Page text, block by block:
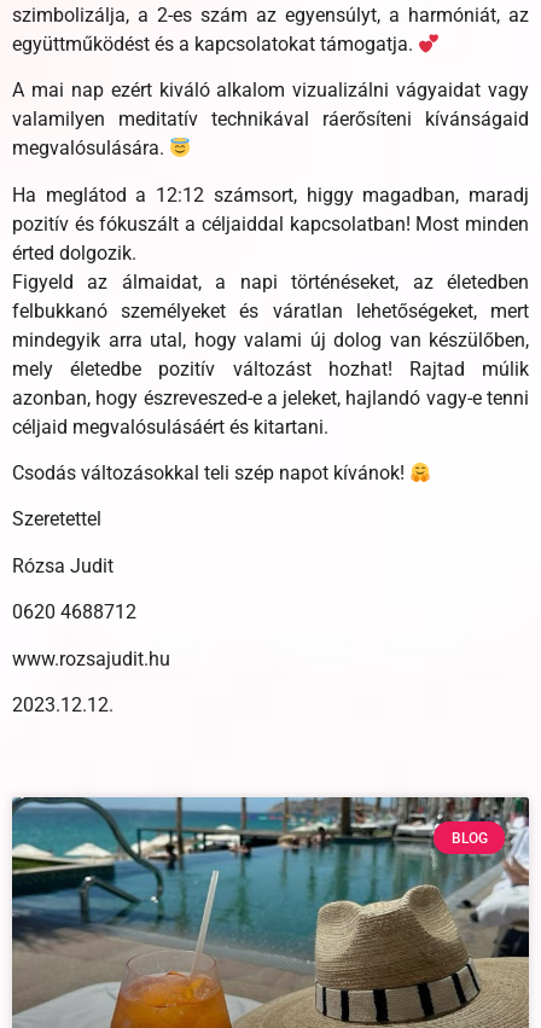
szimbolizálja, a 2-es szám az egyensúlyt, a harmóniát, az
együttműködést és a kapcsolatokat támogatja.
A mai nap ezért kiváló alkalom vizualizálni vágyaidat vagy
valamilyen meditatív technikával ráerősíteni kívánságaid
megvalósulására.
Ha meglátod a 12:12 számsort, higgy magadban, maradj
pozitív és fókuszált a céljaiddal kapcsolatban! Most minden
érted dolgozik.
Figyeld az álmaidat, a napi történéseket, az életedben
felbukkanó személyeket és váratlan lehetőségeket, mert
mindegyik arra utal, hogy valami új dolog van készülőben,
mely életedbe pozitív változást hozhat! Rajtad múlik
azonban, hogy észreveszed-e a jeleket, hajlandó vagy-e tenni
céljaid megvalósulásáért és kitartani.
Csodás változásokkal teli szép napot kívánok!
Szeretettel
Rózsa Judit
0620 4688712
www.rozsajudit.hu
2023.12.12.
BLOG